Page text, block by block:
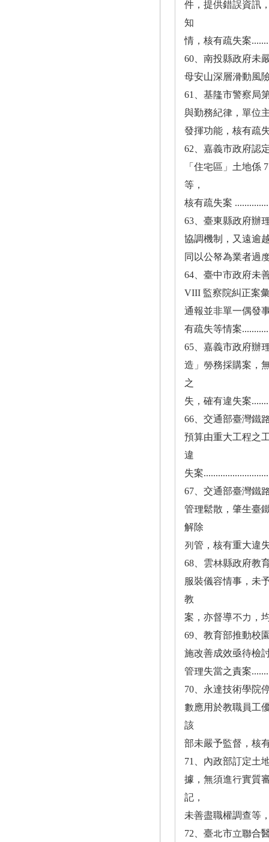
件，提供錯誤資訊
知
情，核有疏失案
60、南投縣政府未
母安山深層滑動風
61、基隆市警察局
與勤務紀律，單位
發揮功能，核有疏失
62、嘉義市政府認
「住宅區」土地係
等，
核有疏失案
63、臺東縣政府辦
協調機制，又遠逾
同以公帑為業者過
64、臺中市政府未
VIII 監察院糾正案
通報並非單一偶發
有疏失等情案
65、嘉義市政府辦
造」勞務採購案，
之
失，確有違失案
66、交通部臺灣鐵
預算由重大工程之
違
失案
67、交通部臺灣鐵
管理鬆散，肇生臺
解除
列管，核有重大違失
68、雲林縣政府教
服裝儀容情事，未
教
案，亦督導不力，
69、教育部推動校
施改善成效亟待檢
管理失當之責案
70、永達技術學院
數應用於教職員工
該
部未嚴予監督，核有
71、內政部訂定土
據，無須進行實質
記，
未善盡職權調查等
72、臺北市立聯合